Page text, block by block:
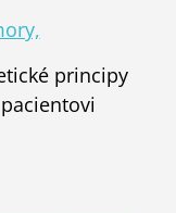
principy